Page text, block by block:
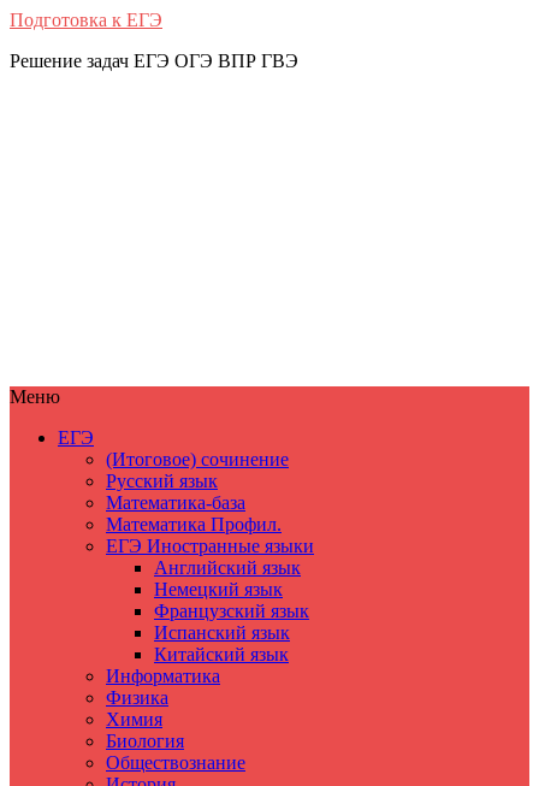
Подготовка к ЕГЭ
Решение задач ЕГЭ ОГЭ ВПР ГВЭ
Меню
ЕГЭ
(Итоговое) сочинение
Русский язык
Математика-база
Математика Профил.
ЕГЭ Иностранные языки
Английский язык
Немецкий язык
Французский язык
Испанский язык
Китайский язык
Информатика
Физика
Химия
Биология
Обществознание